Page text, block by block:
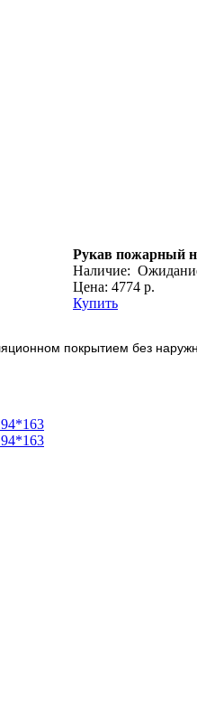
Рукав пожарный
Наличие:
Цена: 4774 р.
Купить
покрытием без